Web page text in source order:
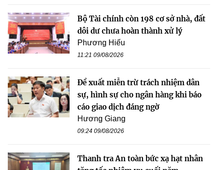
Bộ Tài chính còn 198 cơ sở nhà, đất
dôi dư chưa hoàn thành xử lý
Phương Hiếu
11:21 09/08/2026
Đề xuất miễn trừ trách nhiệm dân
sự, hình sự cho ngân hàng khi báo
cáo giao dịch đáng ngờ
Hương Giang
09:24 09/08/2026
Thanh tra An toàn bức xạ hạt nhân